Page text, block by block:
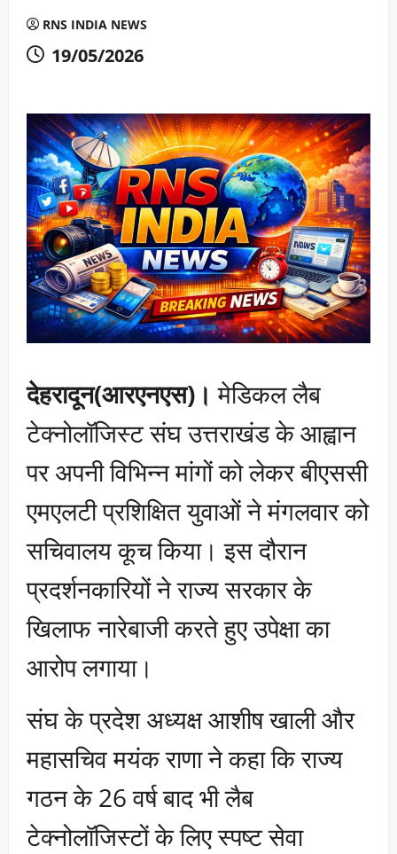
RNS INDIA NEWS
19/05/2026
देहरादून(आरएनएस)। मेडिकल लैब
टेक्नोलॉजिस्ट संघ उत्तराखंड के आह्वान
पर अपनी विभिन्न मांगों को लेकर बीएससी
एमएलटी प्रशिक्षित युवाओं ने मंगलवार को
सचिवालय कूच किया। इस दौरान
प्रदर्शनकारियों ने राज्य सरकार के
खिलाफ नारेबाजी करते हुए उपेक्षा का
आरोप लगाया।
संघ के प्रदेश अध्यक्ष आशीष खाली और
महासचिव मयंक राणा ने कहा कि राज्य
गठन के 26 वर्ष बाद भी लैब
टेक्नोलॉजिस्टों के लिए स्पष्ट सेवा